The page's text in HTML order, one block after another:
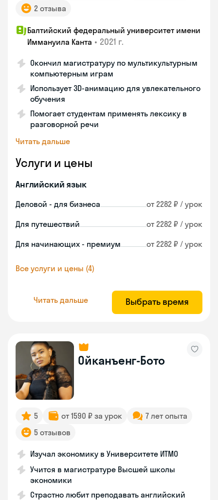
2 отзыва
Балтийский федеральный университет имени
Иммануила Канта • 2021 г.
Окончил магистратуру по мультикультурным
компьютерным играм
Использует 3D-анимацию для увлекательного
обучения
Помогает студентам применять лексику в
разговорной речи
Читать дальше
Услуги и цены
Английский язык
Деловой - для бизнеса от 2282 ₽ / урок
Для путешествий от 2282 ₽ / урок
Для начинающих - премиум от 2282 ₽ / урок
Все услуги и цены (4)
Читать дальше Выбрать время
Ойканъенг-Бото
5 от 1590 ₽ за урок
7 лет опыта
5 отзывов
Изучал экономику в Университете ИТМО
Учится в магистратуре Высшей школы
экономики
Страстно любит преподавать английский